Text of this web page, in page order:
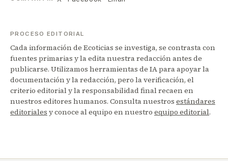
PROCESO EDITORIAL
Cada información de Ecoticias se investiga, se contrasta con
fuentes primarias y la edita nuestra redacción antes de
publicarse. Utilizamos herramientas de IA para apoyar la
documentación y la redacción, pero la verificación, el
criterio editorial y la responsabilidad final recaen en
nuestros editores humanos. Consulta nuestros estándares
editoriales y conoce al equipo en nuestro equipo editorial.